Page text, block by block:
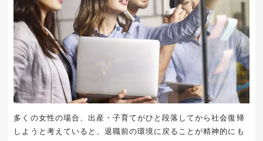
多くの女性の場合、出産・子育てがひと段落してから社会復帰
しようと考えていると、退職前の環境に戻ることが精神的にも